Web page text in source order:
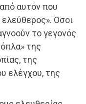
αυτόν που
ελεύθερος». Όσοι
το γεγονός
της
της
ελέγχου, της